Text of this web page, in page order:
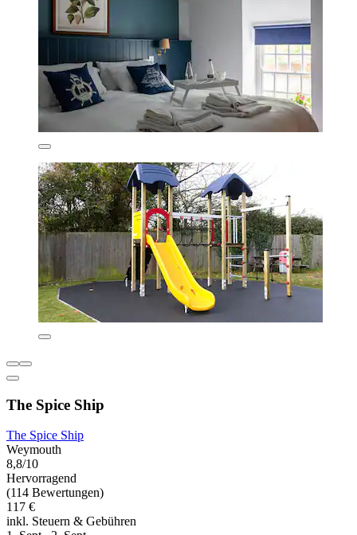
The Spice Ship
The Spice Ship
Weymouth
8,8/10
Hervorragend
(114 Bewertungen)
117 €
inkl. Steuern & Gebühren